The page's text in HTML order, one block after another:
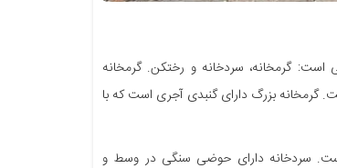
گرمخانه، سردخانه و رختکن. گرمخانه
گرمخانه بزرگ دارای گنبدی آجری است که با
سردخانه دارای حوضی سنگی در وسط و